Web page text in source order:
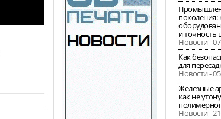
поколения:
и
Новости -
Как
для
Новости -
Железные
как не
Новости -